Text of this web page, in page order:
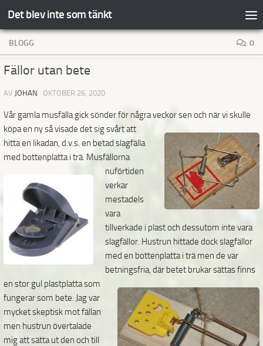
Hoppa till innehåll
Det blev inte som tänkt
BLOGG 0
Fällor utan bete
AV JOHAN · OKTOBER 26, 2020
Vår gamla musfälla gick sönder för några veckor sen och när vi skulle
köpa en ny så visade det sig svårt att
hitta en likadan, d.v.s. en betad slagfälla
med bottenplatta i trä. Musfällorna
nuförtiden
verkar
mestadels
vara
tillverkade i plast och dessutom inte vara
slagfällor. Hustrun hittade dock slagfällor
med en bottenplatta i trä men de var
betningsfria, där betet brukar sättas finns
en stor gul plastplatta som
fungerar som bete. Jag var
mycket skeptisk mot fällan
men hustrun övertalade
mig att sätta ut den och till